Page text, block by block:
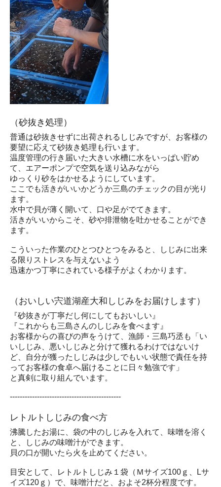
（砂抜き処理）
普通は砂抜きせずに出荷されるしじみですが、お客様の
要望に応えて砂抜き処理も行います。
温度管理の行き届いた大きい水槽に水をいっぱい貯め
て、エアーポンプで空気を送り込みながら
ゆっくり砂をはかせるようにしています。
ここでも活きがいいかどうか三島のチェックの目が光り
ます。
水中で貝が薄く開いて、口や足がでてきます。
活きがいいからこそ、砂や排泄物を吐かせることができ
ます。
こういった作業のひとつひとつをみると、しじみに出来
る限りストレスを与えないよう
迅速かつ丁寧にされている様子がよくわかります。
（おいしい宍道湖産大和しじみをお届けします）
『砂抜きが丁寧だし何にしてもおいしい』
『これからも三島さんのしじみを食べます』
お客様からの喜びの声をうけて、漁師・三島巧丞も「い
いしじみ、悪いしじみと分けて獲れるわけではないけ
ど、自分が獲ったしじみは少しでもいい状態で責任を持
ってお客様の食卓へ届けることに日々勉強です」
と真剣に取り組んでいます。
---------------------------------------------
レトルトしじみの食べ方
沸騰したお湯に、袋の中のしじみを入れて、味噌を溶く
と、しじみの味噌汁ができます。
貝の口が開いたら火を止めてください。
目安として、レトルトしじみ１袋（Ｍサイズ100ｇ、Lサ
イズ120ｇ）で、味噌汁だと、およそ2杯分程度です。